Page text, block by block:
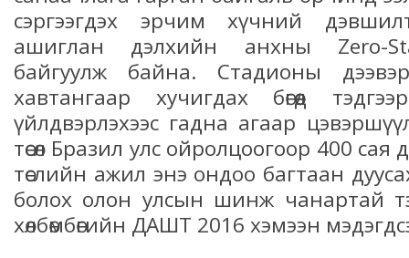
сэргээгдэх эрчим хүчний
ашиглан дэлхийн анхны Zero-
байгуулж байна. Стадионы
хавтангаар хучигдах бөгөөд
үйлдвэрлэхээс гадна агаар
төсөл Бразил улс ойролцоогоор 400
төслийн ажил энэ ондоо багтаан
болох олон улсын шинж чанартай
хөлбөмбөгийн ДАШТ 2016 хэмээн